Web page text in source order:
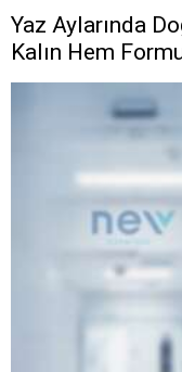
Yaz Aylarında
Kalın Hem